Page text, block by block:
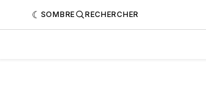
SOMBRE RECHERCHER